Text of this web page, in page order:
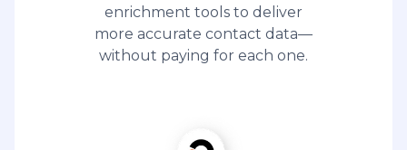
enrichment tools to deliver
more accurate contact data—
without paying for each one.